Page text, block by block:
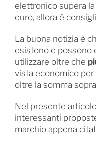
elettronico supera
euro, allora è
La buona notizia è
esistono e possono
utilizzare oltre che
vista economico
oltre la somma
Nel presente
interessanti
marchio appena